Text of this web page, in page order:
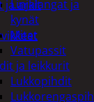
Linjalangat ja
kynät
Mitat
Vatupassit
ja leikkurit
Lukkopihdit
ja arkit